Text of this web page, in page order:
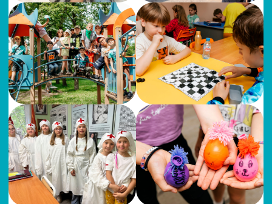
успейте забронировать
места по скидке. Мы ответим
на все ваши вопросы!
(8202) 60‑05‑05
@malenkayashkola